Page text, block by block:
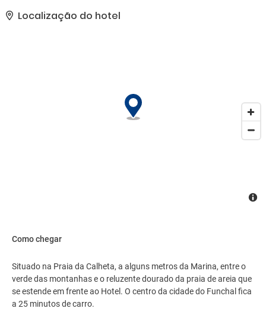
Localização do hotel
Como chegar
Situado na Praia da Calheta, a alguns metros da Marina, entre o
verde das montanhas e o reluzente dourado da praia de areia que
se estende em frente ao Hotel. O centro da cidade do Funchal fica
a 25 minutos de carro.